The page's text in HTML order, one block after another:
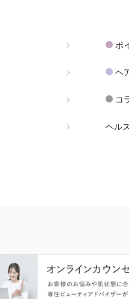
ポ
ヘ
コ
ヘル